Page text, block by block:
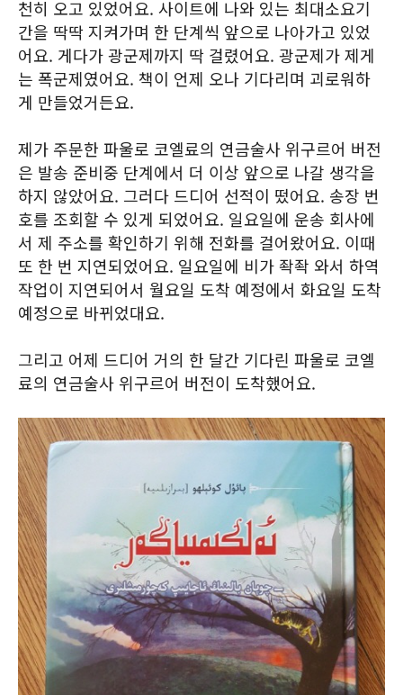
천히 오고 있었어요. 사이트에 나와 있는 최대소요기
간을 딱딱 지켜가며 한 단계씩 앞으로 나아가고 있었
어요. 게다가 광군제까지 딱 걸렸어요. 광군제가 제게
는 폭군제였어요. 책이 언제 오나 기다리며 괴로워하
게 만들었거든요.
제가 주문한 파울로 코엘료의 연금술사 위구르어 버전
은 발송 준비중 단계에서 더 이상 앞으로 나갈 생각을
하지 않았어요. 그러다 드디어 선적이 떴어요. 송장 번
호를 조회할 수 있게 되었어요. 일요일에 운송 회사에
서 제 주소를 확인하기 위해 전화를 걸어왔어요. 이때
또 한 번 지연되었어요. 일요일에 비가 좍좍 와서 하역
작업이 지연되어서 월요일 도착 예정에서 화요일 도착
예정으로 바뀌었대요.
그리고 어제 드디어 거의 한 달간 기다린 파울로 코엘
료의 연금술사 위구르어 버전이 도착했어요.